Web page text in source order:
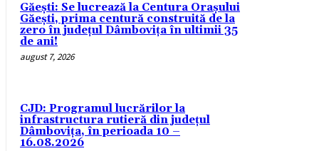
Găești: Se lucrează la Centura Orașului
Găești, prima centură construită de la
zero în județul Dâmbovița în ultimii 35
de ani!
august 7, 2026
CJD: Programul lucrărilor la
infrastructura rutieră din județul
Dâmbovița, în perioada 10 –
16.08.2026